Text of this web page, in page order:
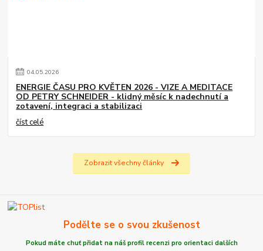
04.05.2026
ENERGIE ČASU PRO KVĚTEN 2026 - VIZE A MEDITACE
OD PETRY SCHNEIDER - klidný měsíc k nadechnutí a
zotavení, integraci a stabilizaci
číst celé
Zobrazit všechny články
Podělte se o svou zkušenost
Pokud máte chuťpřidat na náš profil recenzi pro orientaci dalších